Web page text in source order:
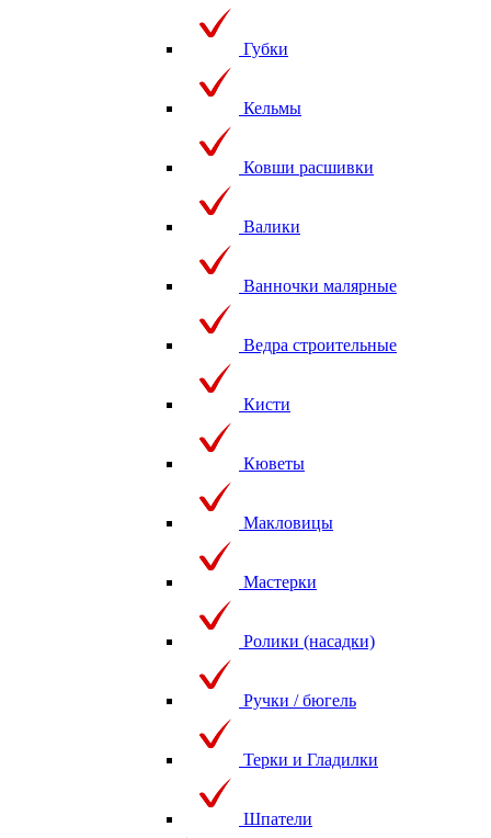
Губки
Кельмы
Ковши расшивки
Валики
Ванночки малярные
Ведра строительные
Кисти
Кюветы
Макловицы
Мастерки
Ролики (насадки)
Ручки / бюгель
Терки и Гладилки
Шпатели